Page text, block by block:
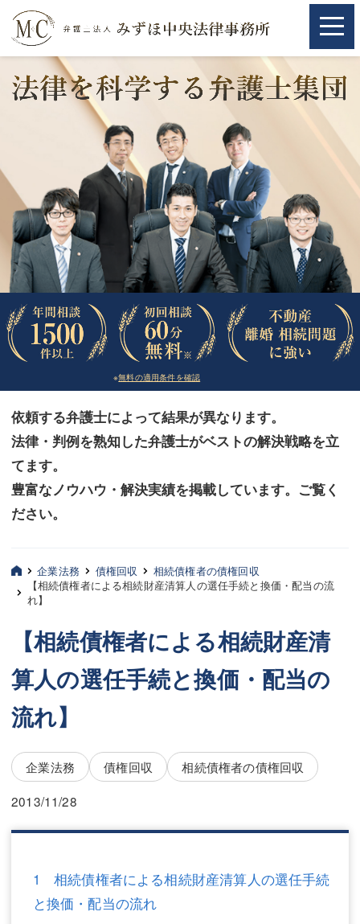
ホーム
相続・遺言
離婚（夫婦間トラブル）
企業法務
労働問題（解雇，残業等）
刑事弁護
交通事故
法律相談など（その他）
お客様へ
みずほ中央の特長・実質編
みずほ中央の特長・形式編
三平 聡史
坂本 陽一
桶川 聡
三平 隆史
吉元 優仁
小川 祐
弁護士費用
相続・遺言
※無料の適用条件を確認
依頼する弁護士によって結果が異なります。
法律・判例を熟知した弁護士がベストの解決戦略を立
てます。
豊富なノウハウ・解決実績を掲載しています。ご覧く
ださい。
ホーム
相続・遺言
離婚（夫婦間トラブル）
企業法務
労働問題（解雇，残業等）
刑事弁護
交通事故
法律相談など（その他）
お客様へ
みずほ中央の特長・実質編
みずほ中央の特長・形式編
三平 聡史
坂本 陽一
桶川 聡
三平 隆史
吉元 優仁
弁護士費用
不動産
離婚（夫婦間トラブル）
企業法務 債権回収
相続債権者の債権回収
【相続債権者による相続財産清算人の選任手続と換価・配当の流
れ】
【相続債権者による相続財産清
算人の選任手続と換価・配当の
流れ】
企業法務 債権回収
相続債権者の債権回収
2013/11/28
1 相続債権者による相続財産清算人の選任手続
と換価・配当の流れ